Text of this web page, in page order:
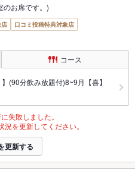
のお席です。)
店
口コミ投稿特典対象店
コース
(90分飲み放題付)8~9月【喜】
失敗しました。
を更新してください。
更新する